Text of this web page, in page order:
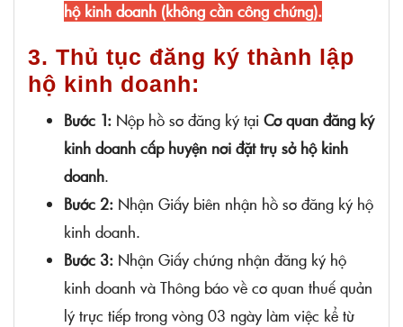
hộ kinh doanh (không cần công chứng).
3. Thủ tục đăng ký thành lập
hộ kinh doanh:
Bước 1: Nộp hồ sơ đăng ký tại Cơ quan đăng ký
kinh doanh cấp huyện nơi đặt trụ sở hộ kinh
doanh.
Bước 2: Nhận Giấy biên nhận hồ sơ đăng ký hộ
kinh doanh.
Bước 3: Nhận Giấy chứng nhận đăng ký hộ
kinh doanh và Thông báo về cơ quan thuế quản
lý trực tiếp trong vòng 03 ngày làm việc kể từ